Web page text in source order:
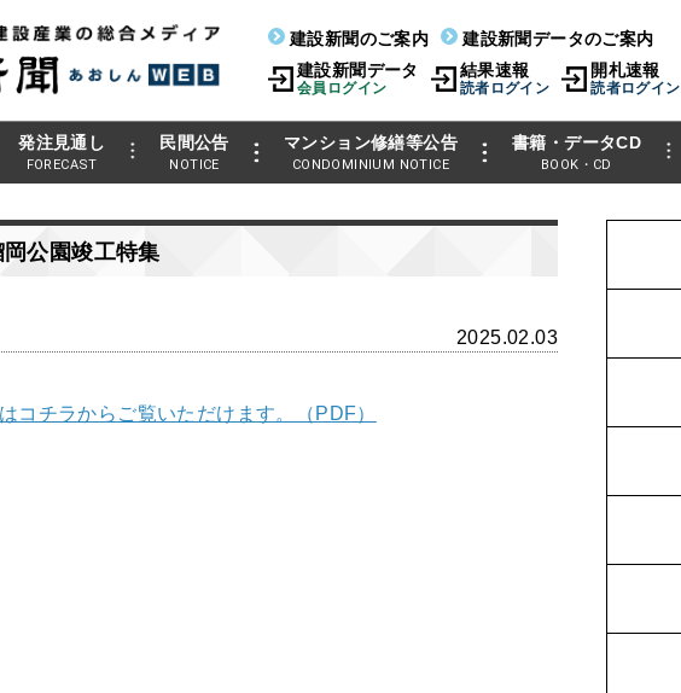
建設新聞のご案内
建設新聞データのご案内
建設新聞データ
会員ログイン
結果速報
読者ログイン
開札速報
読者ログイン
発注見通し
FORECAST
民間公告
NOTICE
マンション修繕等公告
CONDOMINIUM NOTICE
書籍・データCD
BOOK・CD
公園竣工特集
2025.02.03
コチラからご覧いただけます。（PDF）